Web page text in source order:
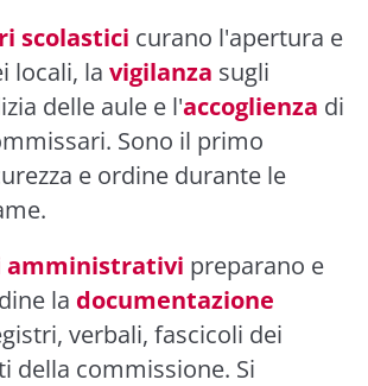
scolastici curano l'apertura e
locali, la vigilanza sugli
delle aule e l'accoglienza di
Sono il primo
e ordine durante le
amministrativi preparano e
la documentazione
verbali, fascicoli dei
della commissione. Si